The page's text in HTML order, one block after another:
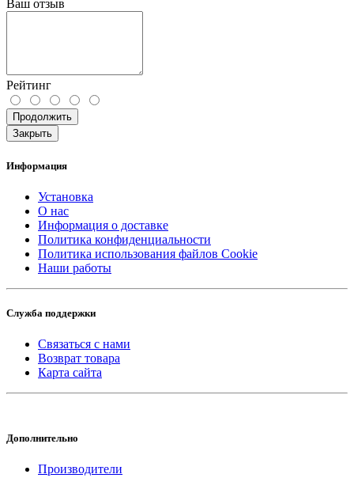
Ваш отзыв
Рейтинг
Продолжить
Закрыть
Информация
Установка
О нас
Информация о доставке
Политика конфиденциальности
Политика использования файлов Cookie
Наши работы
Служба поддержки
Связаться с нами
Возврат товара
Карта сайта
Дополнительно
Производители